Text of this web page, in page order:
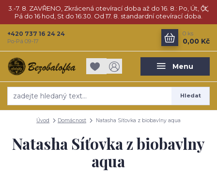
3.-7. 8. ZAVŘENO, Zkrácená otevírací doba až do 16. 8.: Po, Út, Čt,
Pá do 16 hod, St do 16:30. Od 17. 8. standardní otevírací doba.
Menu
Hledat
+420 737 16 24 24
Po-Pá 09-17
0 ks
0,00 Kč
Úvod Domácnost Natasha Síťovka z biobavlny aqua
Natasha Síťovka z biobavlny
aqua